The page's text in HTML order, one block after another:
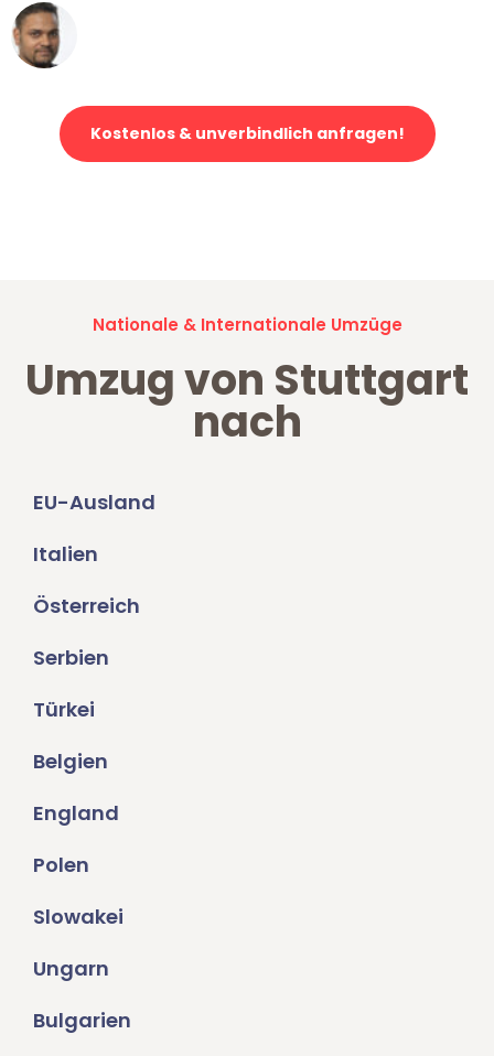
Kostenlos & unverbindlich anfragen!
Nationale & Internationale Umzüge
Umzug von Stuttgart
nach
EU-Ausland
Italien
Österreich
Serbien
Türkei
Belgien
England
Polen
Slowakei
Ungarn
Bulgarien